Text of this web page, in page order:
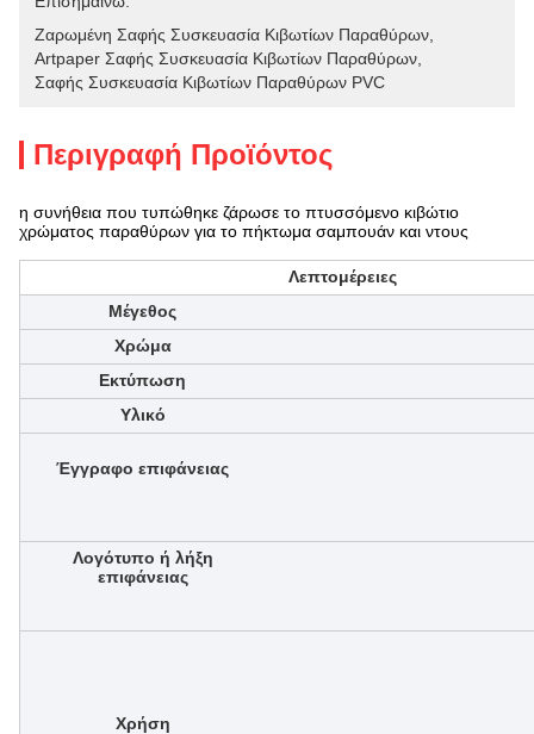
Ζαρωμένη Σαφής Συσκευασία Κιβωτίων Παραθύρων
Artpaper Σαφής Συσκευασία Κιβωτίων Παραθύρων
Σαφής Συσκευασία Κιβωτίων Παραθύρων PVC
Περιγραφή Προϊόντος
η συνήθεια που τυπώθηκε ζάρωσε το πτυσσόμενο κιβώτιο
χρώματος παραθύρων για το πήκτωμα σαμπουάν και ντους
Λεπτομέρειες
Μέγεθος
Χρώμα
Εκτύπωση
Υλικό
Έγγραφο επιφάνειας
Λογότυπο ή λήξη
επιφάνειας
Χρήση